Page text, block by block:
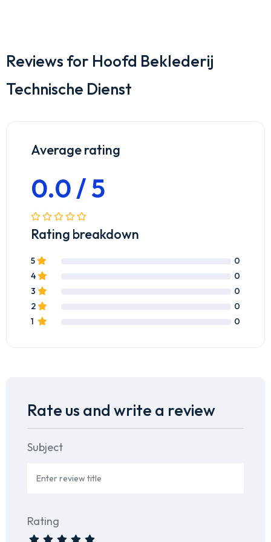
Reviews for Hoofd Beklederij
Technische Dienst
Average rating
0.0 / 5
Rating breakdown
5
0
4
0
3
0
2
0
1
0
Rate us and write a review
Subject
Rating